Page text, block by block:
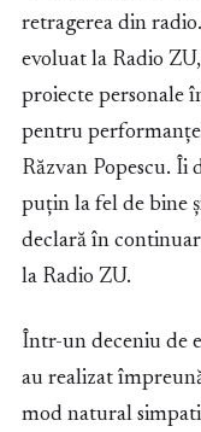
retragerea din
evoluat la Radio
proiecte personale
pentru
Răzvan Popescu. Îi
puțin la fel de bine
declară în
la Radio ZU.
Într-un deceniu de
au realizat
mod natural